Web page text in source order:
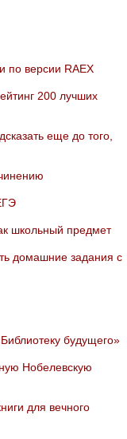
по версии RAEX
200 лучших
еще до того,
школьный предмет
домашние задания с
будущего»
Нобелевскую
для вечного